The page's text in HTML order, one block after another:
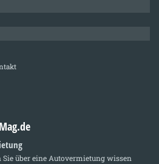
Sie über eine Autovermietung wissen